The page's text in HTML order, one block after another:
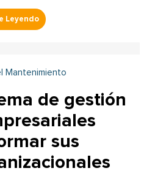
Mantenimiento
de gestión
sus